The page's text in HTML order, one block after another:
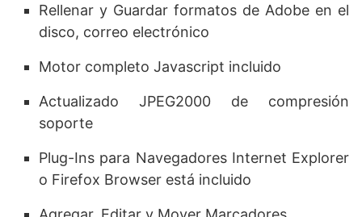
Rellenar y Guardar formatos de Adobe en el
disco, correo electrónico
Motor completo Javascript incluido
Actualizado JPEG2000 de compresión
soporte
Plug-Ins para Navegadores Internet Explorer
o Firefox Browser está incluido